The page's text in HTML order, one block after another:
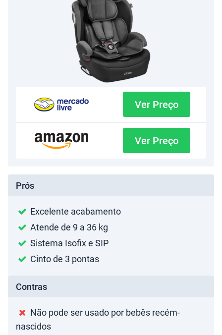
Ver Preço
Ver Preço
Prós
Excelente acabamento
Atende de 9 a 36 kg
Sistema Isofix e SIP
Cinto de 3 pontas
Contras
Não pode ser usado por bebês recém-
nascidos